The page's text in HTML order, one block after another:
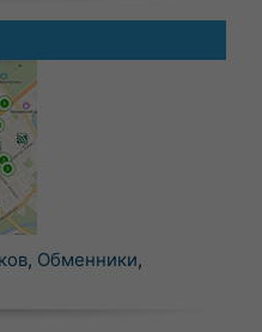
, Обменники,